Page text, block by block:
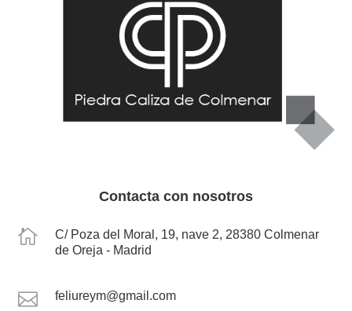
Contacta con nosotros

C/ Poza del Moral, 19, nave 2, 28380 Colmenar
de Oreja - Madrid
 feliureym@gmail.com